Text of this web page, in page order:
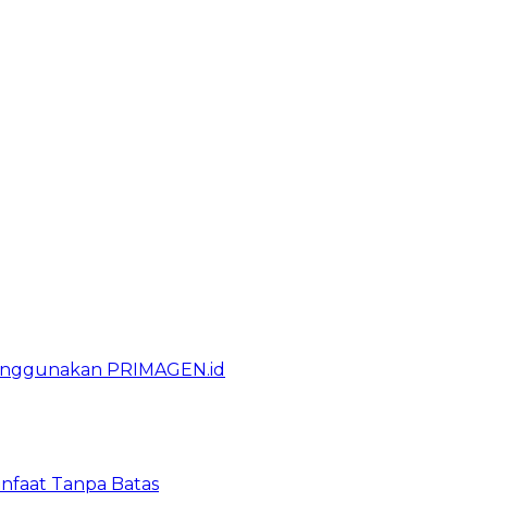
PRIMAGEN.id
Tanpa Batas